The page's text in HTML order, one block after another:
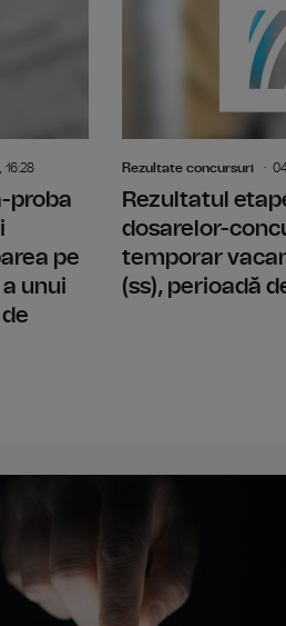
16:28
proba
pe
unui
Rezultate concursuri
Rezultatul
dosarelor-
temporar
(ss), perioadă